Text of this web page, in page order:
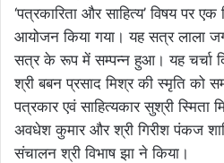
‘पत्रकारिता और साहित्य’ विषय पर
आयोजन किया गया। यह सत्र लाला
सत्र के रूप में सम्पन्न हुआ। यह चर्चा
श्री बबन प्रसाद मिश्र की स्मृति को
पत्रकार एवं साहित्यकार सुश्री स्मिता
अवधेश कुमार और श्री गिरीश पंकज
संचालन श्री विभाष झा ने किया।